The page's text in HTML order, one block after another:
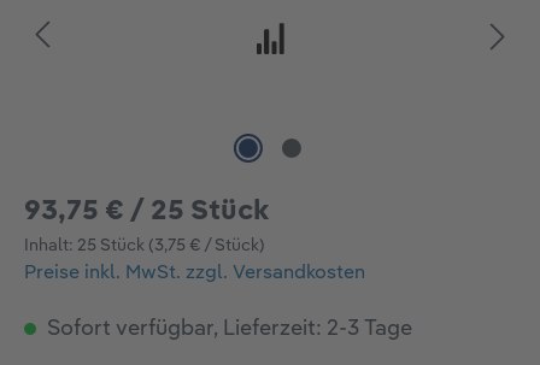
93,75 € / 25 Stück
Inhalt: 25 Stück (3,75 € / Stück)
Preise inkl. MwSt. zzgl. Versandkosten
Sofort verfügbar, Lieferzeit: 2-3 Tage